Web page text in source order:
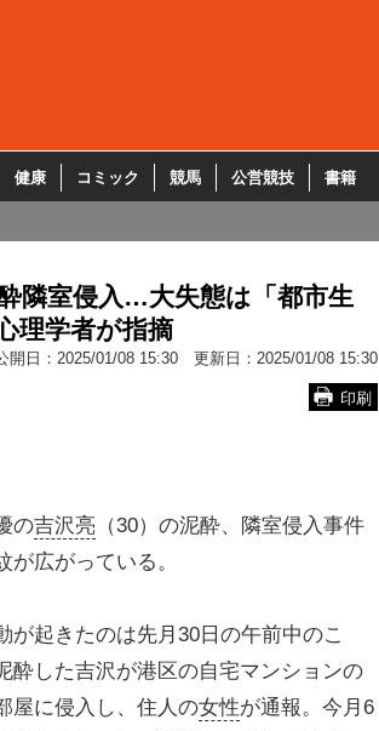
健康 コミック 競馬 公営競技 書籍
隣室侵入…大失態は「都市生
理学者が指摘
開日： 2025/01/08 15:30 更新日： 2025/01/08 15:30
印刷
の吉沢亮 （30）の泥酔、隣室侵入事件
が広がっている。
が起きたのは先月30日の午前中のこ
酔した吉沢が港区の自宅マンションの
屋に侵入し、住人の女性が通報。今月6